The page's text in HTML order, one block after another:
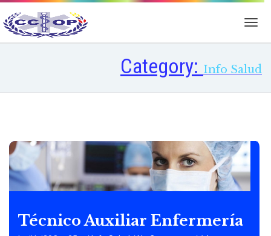
Category: Info Salud
Técnico Auxiliar Enfermería